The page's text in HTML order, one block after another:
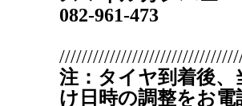
082-961-473
注：タイヤ到着後
け日時の調整をお